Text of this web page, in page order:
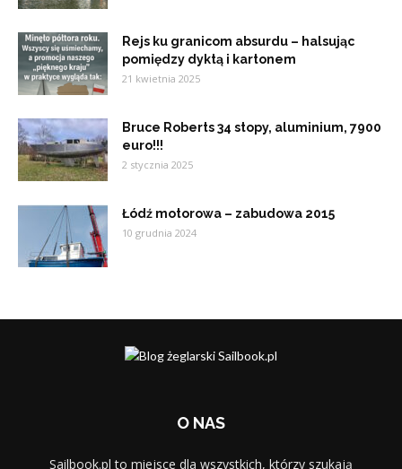
Rejs ku granicom absurdu – halsując
pomiędzy dyktą i kartonem
21 kwietnia 2025
Bruce Roberts 34 stopy, aluminium, 7900
euro!!!
2 stycznia 2025
Łódź motorowa – zabudowa 2015
10 grudnia 2024
O NAS
Sailbook.pl to miejsce dla wszystkich, którzy szukają